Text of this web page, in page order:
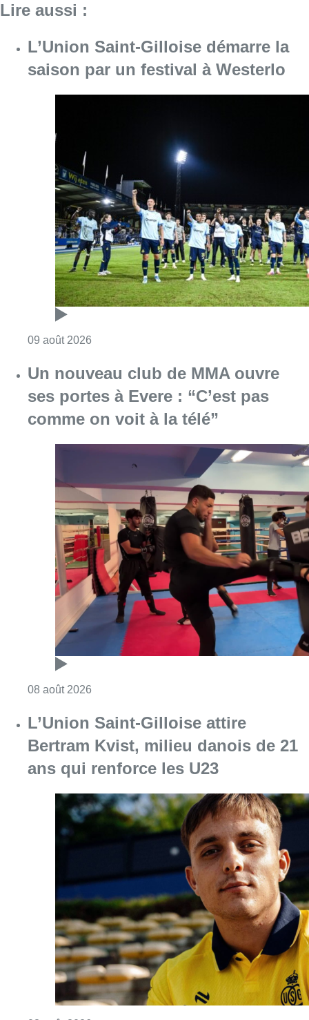
Lire aussi :
L’Union Saint-Gilloise démarre la
saison par un festival à Westerlo
09 août 2026
Un nouveau club de MMA ouvre
ses portes à Evere : “C’est pas
comme on voit à la télé”
08 août 2026
L’Union Saint-Gilloise attire
Bertram Kvist, milieu danois de 21
ans qui renforce les U23